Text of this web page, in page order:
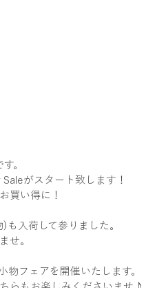
。
がスタート致します！
買い得に！
入荷して参りました。
せ。
物フェアを開催いたします。